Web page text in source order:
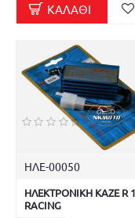
ΚΑΛΆΘΙ
ΗΛΕ-00050
ΗΛΕΚΤΡΟΝΙΚΗ KAZE R
RACING